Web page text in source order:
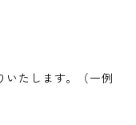
いたします。（一例